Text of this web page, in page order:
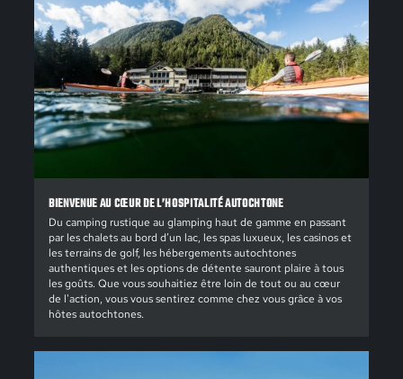
BIENVENUE AU CŒUR DE L’HOSPITALITÉ AUTOCHTONE
Du camping rustique au glamping haut de gamme en passant
par les chalets au bord d’un lac, les spas luxueux, les casinos et
les terrains de golf, les hébergements autochtones
authentiques et les options de détente sauront plaire à tous
les goûts. Que vous souhaitiez être loin de tout ou au cœur
de l'action, vous vous sentirez comme chez vous grâce à vos
hôtes autochtones.